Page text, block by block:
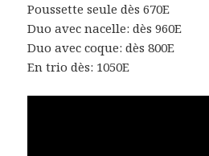
Poussette seule dès 670E
Duo avec nacelle: dès 960E
Duo avec coque: dès 800E
En trio dès: 1050E